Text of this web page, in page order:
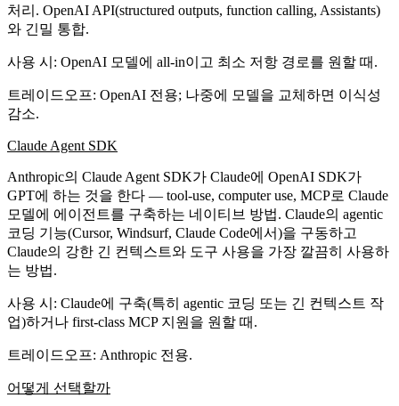
처리. OpenAI API(structured outputs, function calling, Assistants)
와 긴밀 통합.
사용 시 : OpenAI 모델에 all-in이고 최소 저항 경로를 원할 때.
트레이드오프: OpenAI 전용; 나중에 모델을 교체하면 이식성
감소.
Claude Agent SDK
Anthropic의 Claude Agent SDK가 Claude에 OpenAI SDK가
GPT에 하는 것을 한다 — tool-use, computer use, MCP로 Claude
모델에 에이전트를 구축하는 네이티브 방법. Claude의 agentic
코딩 기능(Cursor, Windsurf, Claude Code에서)을 구동하고
Claude의 강한 긴 컨텍스트와 도구 사용을 가장 깔끔히 사용하
는 방법.
사용 시 : Claude에 구축(특히 agentic 코딩 또는 긴 컨텍스트 작
업)하거나 first-class MCP 지원을 원할 때.
트레이드오프: Anthropic 전용.
어떻게 선택할까